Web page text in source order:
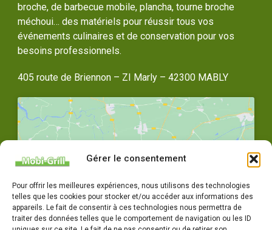
Gérer le consentement
Pour offrir les meilleures expériences, nous utilisons des technologies
telles que les cookies pour stocker et/ou accéder aux informations des
appareils. Le fait de consentir à ces technologies nous permettra de
traiter des données telles que le comportement de navigation ou les ID
broche, de barbecue mobile, plancha, tourne broche
méchoui… des matériels pour réussir tous vos
événements culinaires et de conservation pour vos
besoins professionnels.
405 route de Briennon – ZI Marly – 42300 MABLY
marketing et activer ce contenu